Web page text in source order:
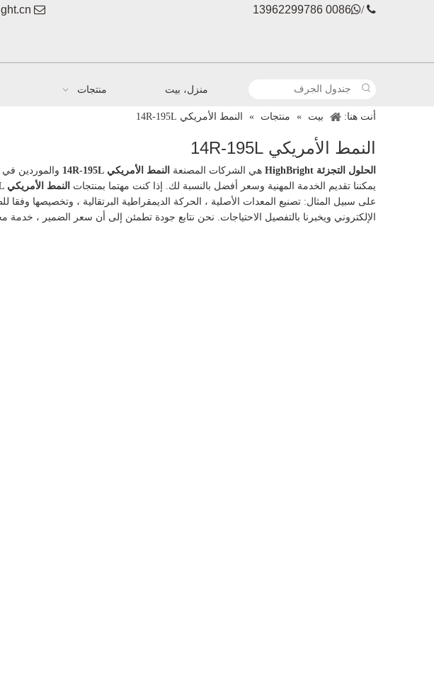
 /

0086 13962299786

منزل، بيت منتجات
أنت هنا: بيت » منتجات » النمط الأمريكي 14R-195L
النمط الأمريكي 14R-195L
الحلول التجزئة HighBright هي الشركات المصنعة النمط الأمريكي 14R-195L والموردين في
يمكننا تقديم الخدمة المهنية وسعر أفضل بالنسبة لك. إذا كنت مهتما بمنتجات النمط الأمريكي 14R-195L
على سبيل المثال: تصنيع المعدات الأصلية ، الحركة الديمقراطية البرتقالية ، وتخصيصها وفقا
الإلكتروني ويخبرنا بالتفصيل الاحتياجات. نحن نتابع جودة تطمئن إلى أن سعر الضمير ،